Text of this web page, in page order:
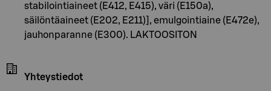
stabilointiaineet (E412, E415), väri (E150a),
säilöntäaineet (E202, E211)], emulgointiaine (E472e),
jauhonparanne (E300). LAKTOOSITON
Yhteystiedot